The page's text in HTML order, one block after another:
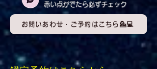
赤い点がでたら必ずチェック
お問いあわせ・ご予約はこちら💁💻